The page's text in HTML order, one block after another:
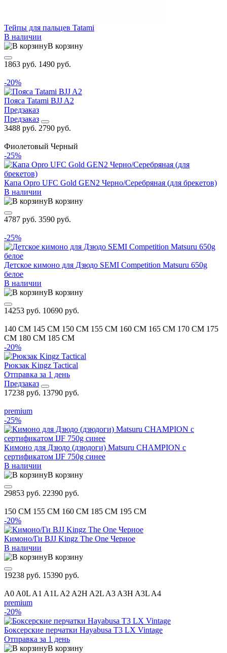
Тейпы для пальцев Tatami
В наличии
В корзину
1863 руб. 1490 руб.
-20%
Пояса Tatami BJJ A2
Предзаказ
Предзаказ
3488 руб. 2790 руб.
Фиолетовый Черный
-25%
Капа Opro UFC Gold GEN2 Черно/Серебряная (для брекетов)
В наличии
В корзину
4787 руб. 3590 руб.
-25%
Детское кимоно для Дзюдо SEMI Competition Matsuru 650g
белое
В наличии
В корзину
14253 руб. 10690 руб.
140 CM 145 CM 150 CM 155 CM 160 CM 165 CM 170 CM 175
CM 180 CM 185 CM
-20%
Рюкзак Kingz Tactical
Отправка за 1 день
Предзаказ
17238 руб. 13790 руб.
premium
-25%
Кимоно для Дзюдо (дзюдоги) Matsuru CHAMPION с
сертификатом IJF 750g синее
В наличии
В корзину
29853 руб. 22390 руб.
150 CM 155 CM 160 CM 185 CM 195 CM
-20%
Кимоно/Ги BJJ Kingz The One Черное
В наличии
В корзину
19238 руб. 15390 руб.
A0 A0L A1 A1L A2 A2H A2L A3 A3H A3L A4
premium
-20%
Боксерские перчатки Hayabusa T3 LX Vintage
Отправка за 1 день
В корзину